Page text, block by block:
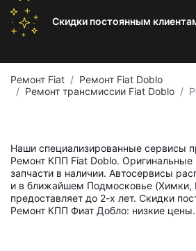
Скидки постоянным
Ремонт Fiat
Ремонт Fiat Doblo
Ремонт трансмиссии Fiat Doblo
Наши специализированные сервисы
Ремонт КПП Fiat Doblo. Оригинальные
запчасти в наличии. Автосервисы
и в ближайшем Подмосковье (Химки,
предоставляет до 2-х лет. Скидки
Ремонт КПП Фиат Добло: низкие цены.